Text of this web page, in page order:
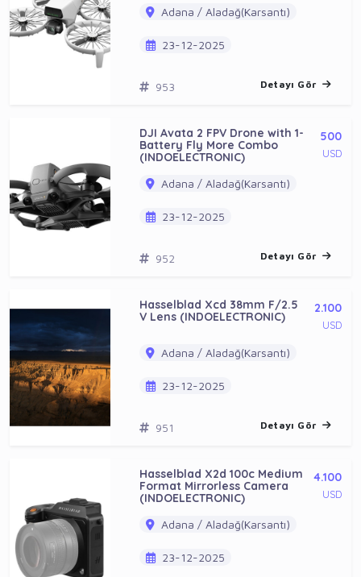
Adana / Aladağ(Karsantı)
23-12-2025
953 Detayı Gör
DJI Avata 2 FPV Drone with 1-
Battery Fly More Combo
(INDOELECTRONIC)
500
USD
Adana / Aladağ(Karsantı)
23-12-2025
952 Detayı Gör
Hasselblad Xcd 38mm F/2.5
V Lens (INDOELECTRONIC)
2.100
USD
Adana / Aladağ(Karsantı)
23-12-2025
951 Detayı Gör
Hasselblad X2d 100c Medium
Format Mirrorless Camera
(INDOELECTRONIC)
4.100
USD
Adana / Aladağ(Karsantı)
23-12-2025